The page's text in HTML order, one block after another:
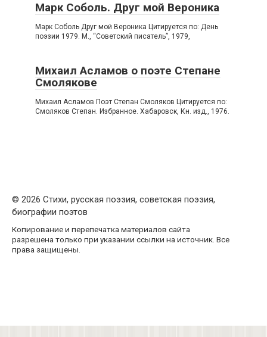
Марк Соболь. Друг мой Вероника
Марк Соболь Друг мой Вероника Цитируется по: День
поэзии 1979. М., “Советский писатель”, 1979,
Михаил Асламов о поэте Степане
Смолякове
Михаил Асламов Поэт Степан Смоляков Цитируется по:
Смоляков Степан. Избранное. Хабаровск, Кн. изд., 1976.
© 2026 Стихи, русская поэзия, советская поэзия,
биографии поэтов
Копирование и перепечатка материалов сайта
разрешена только при указании ссылки на источник. Все
права защищены.